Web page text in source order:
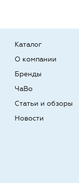
Каталог
О компании
Бренды
ЧаВо
Статьи и обзоры
Новости